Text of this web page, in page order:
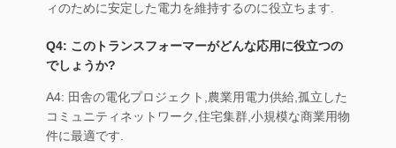
ィのために安定した電力を維持するのに役立ちます.
Q4: このトランスフォーマーがどんな応用に役立つの
でしょうか?
A4: 田舎の電化プロジェクト,農業用電力供給,孤立した
コミュニティネットワーク,住宅集群,小規模な商業用物
件に最適です.